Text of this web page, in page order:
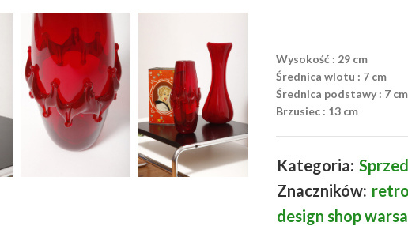
Wysokość : 29 cm
Średnica wlotu : 7 cm
Średnica podstawy : 7 cm
Brzusiec : 13 cm
Kategoria:
Znaczników:
design shop